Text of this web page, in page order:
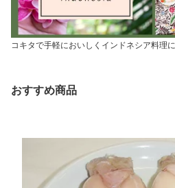
コキタで手軽においしくインドネシア料理に
おすすめ商品